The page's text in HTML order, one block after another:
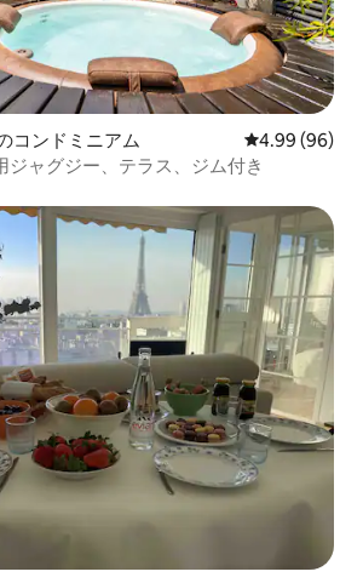
コンドミニアム レビュー96件
4.99 (96)
ジャグジー、テラス、ジム付き